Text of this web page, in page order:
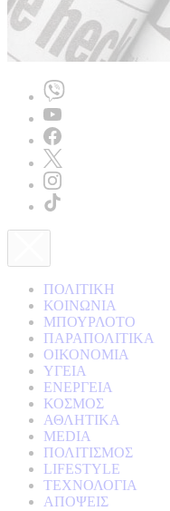
ΠΟΛΙΤΙΚΗ
ΚΟΙΝΩΝΙΑ
ΜΠΟΥΡΛΟΤΟ
ΠΑΡΑΠΟΛΙΤΙΚΑ
ΟΙΚΟΝΟΜΙΑ
ΥΓΕΙΑ
ΕΝΕΡΓΕΙΑ
ΚΟΣΜΟΣ
ΑΘΛΗΤΙΚΑ
MEDIA
ΠΟΛΙΤΙΣΜΟΣ
LIFESTYLE
ΤΕΧΝΟΛΟΓΙΑ
ΑΠΟΨΕΙΣ